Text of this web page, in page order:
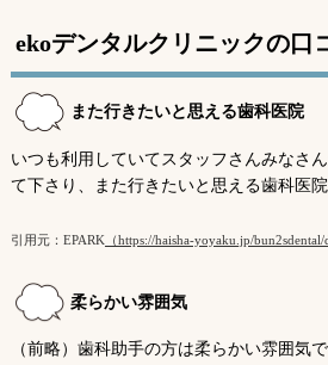
ekoデンタルクリニックの口
また行きたいと思える歯科医院
いつも利用していてスタッフさんみなさ
て下さり、また行きたいと思える歯科医院
引用元：EPARK （https://haisha-yoyaku.jp/
柔らかい雰囲気
（前略）歯科助手の方は柔らかい雰囲気